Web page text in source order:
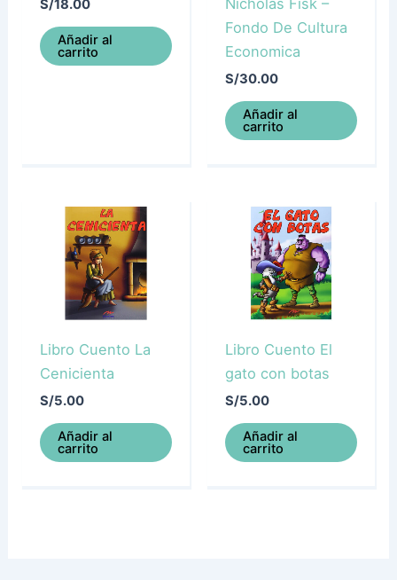
S/18.00
Añadir al
carrito
Nicholas Fisk –
Fondo De Cultura
Economica
S/30.00
Añadir al
carrito
Libro Cuento La
Cenicienta
S/5.00
Añadir al
carrito
Libro Cuento El
gato con botas
S/5.00
Añadir al
carrito